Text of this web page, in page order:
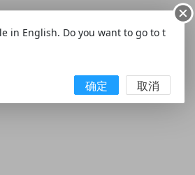
in English. Do you want to go to t
确定 取消